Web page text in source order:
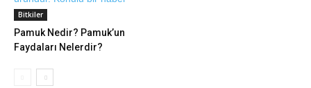
Bitkiler
Pamuk Nedir? Pamuk’un
Faydaları Nelerdir?